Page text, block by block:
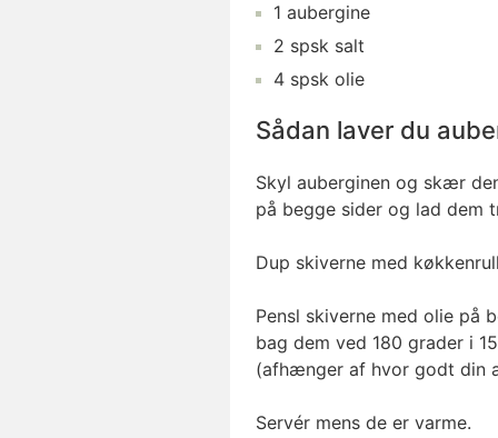
1 aubergine
2 spsk salt
4 spsk olie
Sådan laver du
Skyl auberginen og skær
på begge sider og lad dem
Dup skiverne med
Pensl skiverne med olie på
bag dem ved 180 grader i
(afhænger af hvor godt din
Servér mens de er varme.